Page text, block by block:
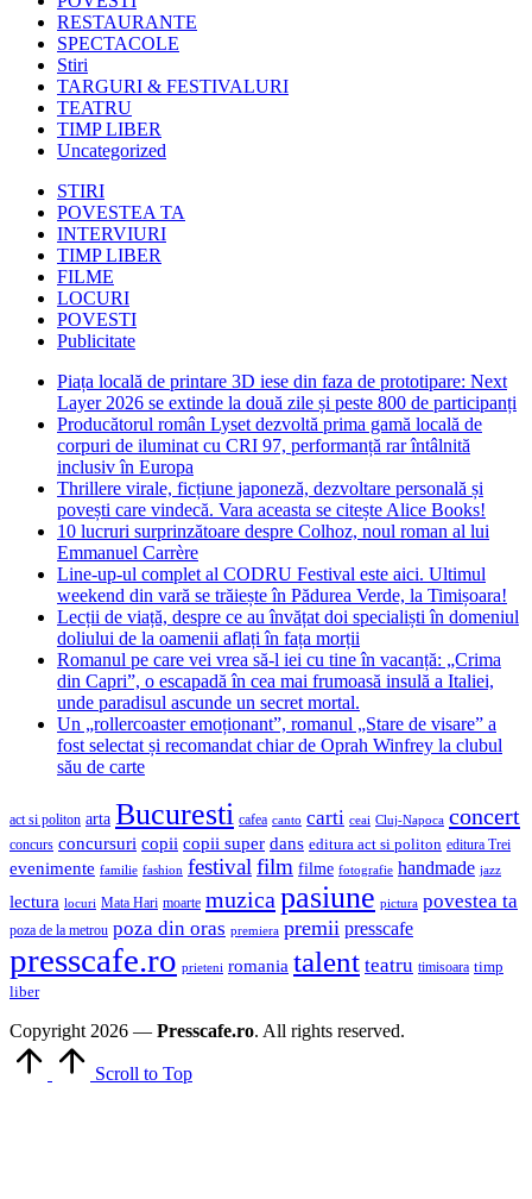
RESTAURANTE
SPECTACOLE
Stiri
TARGURI & FESTIVALURI
TEATRU
TIMP LIBER
Uncategorized
STIRI
POVESTEA TA
INTERVIURI
TIMP LIBER
FILME
LOCURI
POVESTI
Publicitate
Piața locală de printare 3D iese din faza de prototipare: Next
Layer 2026 se extinde la două zile și peste 800 de participanți
Producătorul român Lyset dezvoltă prima gamă locală de
corpuri de iluminat cu CRI 97, performanță rar întâlnită
inclusiv în Europa
Thrillere virale, ficțiune japoneză, dezvoltare personală și
povești care vindecă. Vara aceasta se citește Alice Books!
10 lucruri surprinzătoare despre Colhoz, noul roman al lui
Emmanuel Carrère
Line-up-ul complet al CODRU Festival este aici. Ultimul
weekend din vară se trăiește în Pădurea Verde, la Timișoara!
Lecții de viață, despre ce au învățat doi specialiști în domeniul
doliului de la oamenii aflați în fața morții
Romanul pe care vei vrea să-l iei cu tine în vacanță: „Crima
din Capri”, o escapadă în cea mai frumoasă insulă a Italiei,
unde paradisul ascunde un secret mortal.
Un „rollercoaster emoționant”, romanul „Stare de visare” a
fost selectat și recomandat chiar de Oprah Winfrey la clubul
său de carte
act si politon arta Bucuresti cafea canto carti ceai Cluj-Napoca concert
concurs concursuri copii copii super dans editura act si politon editura Trei
evenimente familie fashion festival film filme fotografie handmade jazz
lectura locuri Mata Hari moarte muzica pasiune pictura povestea ta
poza de la metrou poza din oras premiera premii presscafe
presscafe.ro prieteni romania talent teatru timisoara timp
liber
Copyright 2026 — Presscafe.ro. All rights reserved.
Scroll to Top